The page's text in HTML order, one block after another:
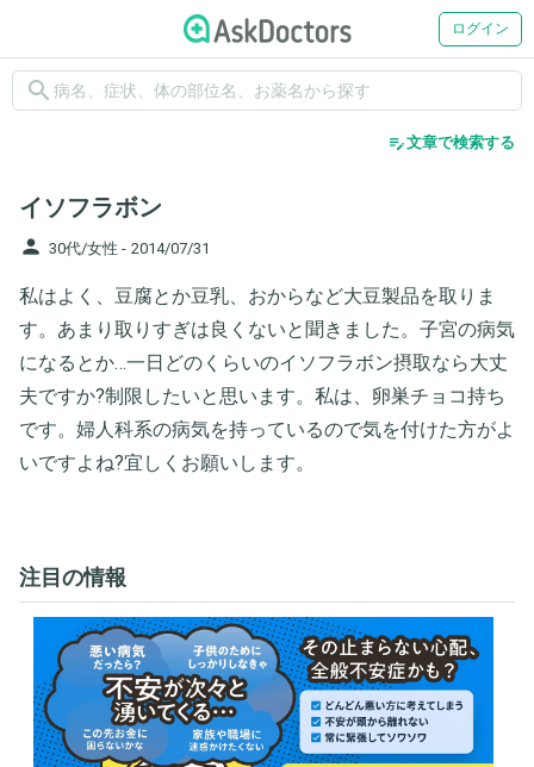
ログイン
search
edit_note文章で検索する
イソフラボン
person 30代/女性 - 2014/07/31
私はよく、豆腐とか豆乳、おからなど大豆製品を取りま
す。あまり取りすぎは良くないと聞きました。子宮の病気
になるとか…一日どのくらいのイソフラボン摂取なら大丈
夫ですか?制限したいと思います。私は、卵巣チョコ持ち
です。婦人科系の病気を持っているので気を付けた方がよ
いですよね?宜しくお願いします。
注目の情報